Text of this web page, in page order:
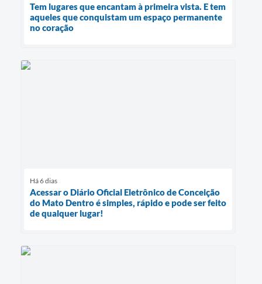
Tem lugares que encantam à primeira vista. E tem
aqueles que conquistam um espaço permanente
no coração
Há 6 dias
Acessar o Diário Oficial Eletrônico de Conceição
do Mato Dentro é simples, rápido e pode ser feito
de qualquer lugar!